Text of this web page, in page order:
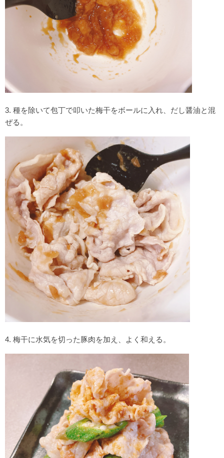
3. 種を除いて包丁で叩いた梅干をボールに入れ、だし醤油と混
ぜる。
4. 梅干に水気を切った豚肉を加え、よく和える。